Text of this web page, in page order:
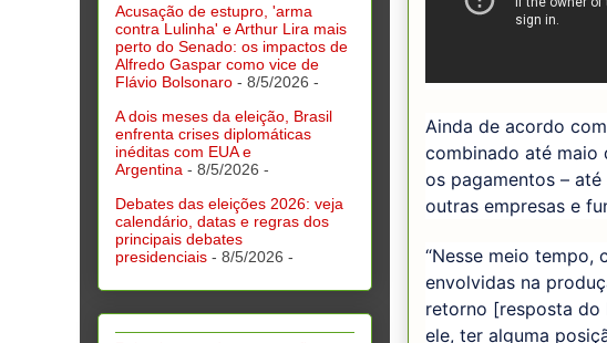
Ainda de acordo
combinado até maio
os pagamentos –
outras empresas e
“Nesse meio tempo,
envolvidas na
retorno [resposta
ele, ter alguma
Acusação de estupro, 'arma
contra Lulinha' e Arthur Lira mais
perto do Senado: os impactos de
Alfredo Gaspar como vice de
Flávio Bolsonaro - 8/5/2026 -
A dois meses da eleição, Brasil
enfrenta crises diplomáticas
inéditas com EUA e
Argentina - 8/5/2026 -
Debates das eleições 2026: veja
calendário, datas e regras dos
principais debates
presidenciais - 8/5/2026 -